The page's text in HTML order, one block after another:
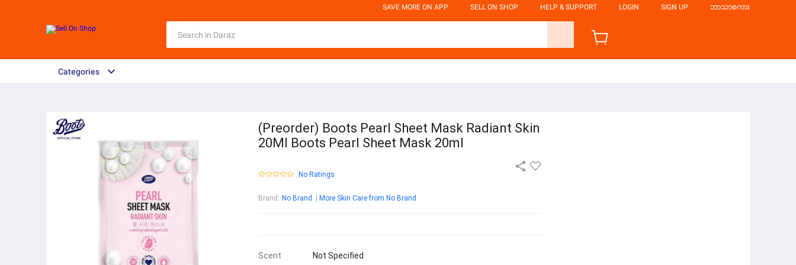
SAVE MORE ON APP SELL ON SHOP HELP & SUPPORT LOGIN SIGN UP ဘာသာစကား
Categories
(Preorder) Boots Pearl Sheet Mask Radiant Skin
20Ml Boots Pearl Sheet Mask 20ml
No Ratings
Brand : No Brand More Skin Care from No Brand
Scent Not Specified